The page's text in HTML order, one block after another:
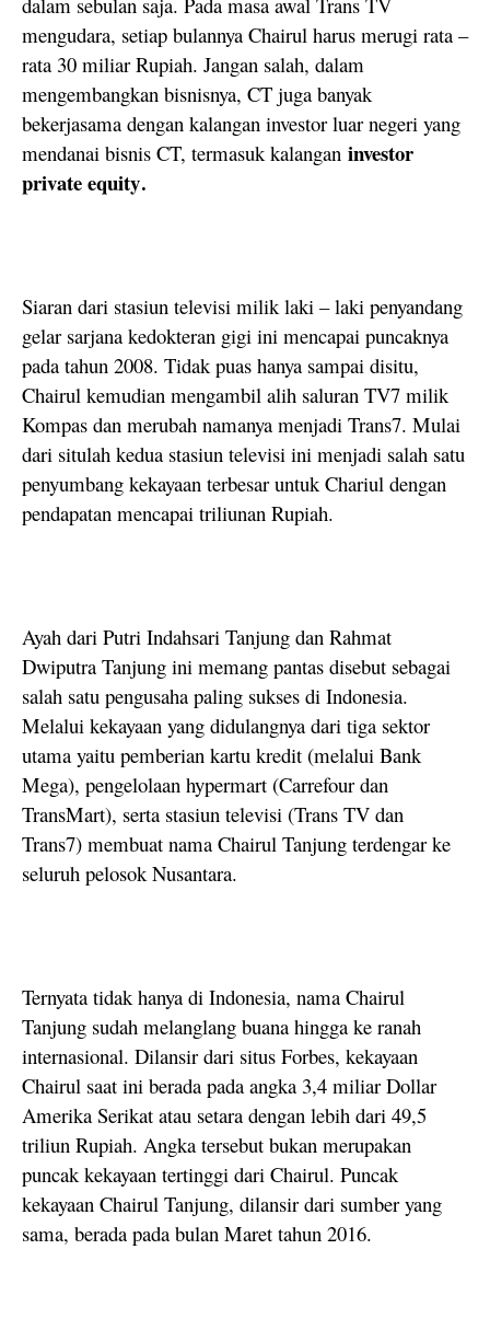
mengudara, setiap bulannya Chairul harus merugi rata –
rata 30 miliar Rupiah. Jangan salah, dalam
mengembangkan bisnisnya, CT juga banyak
bekerjasama dengan kalangan investor luar negeri yang
mendanai bisnis CT, termasuk kalangan investor
private equity.
Siaran dari stasiun televisi milik laki – laki penyandang
gelar sarjana kedokteran gigi ini mencapai puncaknya
pada tahun 2008. Tidak puas hanya sampai disitu,
Chairul kemudian mengambil alih saluran TV7 milik
Kompas dan merubah namanya menjadi Trans7. Mulai
dari situlah kedua stasiun televisi ini menjadi salah satu
penyumbang kekayaan terbesar untuk Chariul dengan
pendapatan mencapai triliunan Rupiah.
Ayah dari Putri Indahsari Tanjung dan Rahmat
Dwiputra Tanjung ini memang pantas disebut sebagai
salah satu pengusaha paling sukses di Indonesia.
Melalui kekayaan yang didulangnya dari tiga sektor
utama yaitu pemberian kartu kredit (melalui Bank
Mega), pengelolaan hypermart (Carrefour dan
TransMart), serta stasiun televisi (Trans TV dan
Trans7) membuat nama Chairul Tanjung terdengar ke
seluruh pelosok Nusantara.
Ternyata tidak hanya di Indonesia, nama Chairul
Tanjung sudah melanglang buana hingga ke ranah
internasional. Dilansir dari situs Forbes, kekayaan
Chairul saat ini berada pada angka 3,4 miliar Dollar
Amerika Serikat atau setara dengan lebih dari 49,5
triliun Rupiah. Angka tersebut bukan merupakan
puncak kekayaan tertinggi dari Chairul. Puncak
kekayaan Chairul Tanjung, dilansir dari sumber yang
sama, berada pada bulan Maret tahun 2016.